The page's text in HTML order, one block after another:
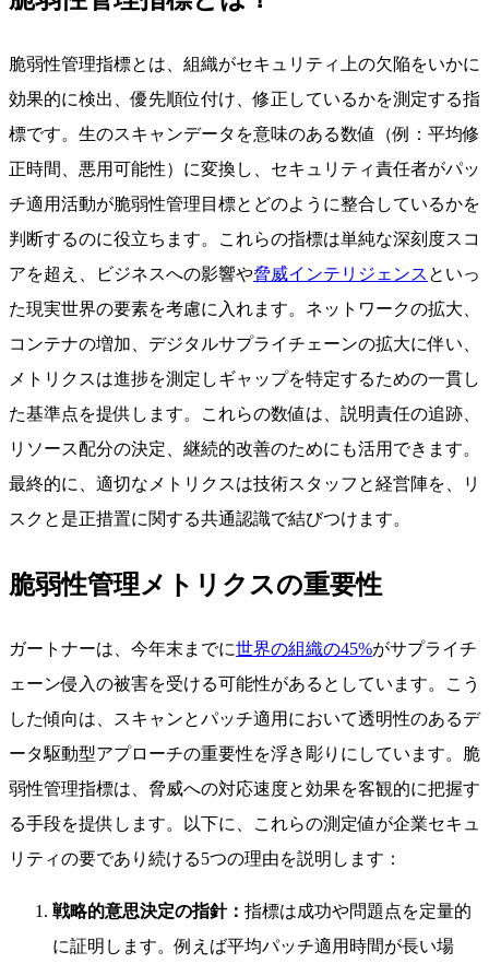
脆弱性管理指標とは、組織がセキュリティ上の欠陥をいかに
効果的に検出、優先順位付け、修正しているかを測定する指
標です。生のスキャンデータを意味のある数値（例：平均修
正時間、悪用可能性）に変換し、セキュリティ責任者がパッ
チ適用活動が脆弱性管理目標とどのように整合しているかを
判断するのに役立ちます。これらの指標は単純な深刻度スコ
アを超え、ビジネスへの影響や脅威インテリジェンス といっ
た現実世界の要素を考慮に入れます。ネットワークの拡大、
コンテナの増加、デジタルサプライチェーンの拡大に伴い、
メトリクスは進捗を測定しギャップを特定するための一貫し
た基準点を提供します。これらの数値は、説明責任の追跡、
リソース配分の決定、継続的改善のためにも活用できます。
最終的に、適切なメトリクスは技術スタッフと経営陣を、リ
スクと是正措置に関する共通認識で結びつけます。
脆弱性管理メトリクスの重要性
ガートナーは、今年末までに世界の組織の45%がサプライチ
ェーン侵入の被害を受ける可能性があるとしています。こう
した傾向は、スキャンとパッチ適用において透明性のあるデ
ータ駆動型アプローチの重要性を浮き彫りにしています。脆
弱性管理指標は、脅威への対応速度と効果を客観的に把握す
る手段を提供します。以下に、これらの測定値が企業セキュ
リティの要であり続ける5つの理由を説明します：
戦略的意思決定の指針： 指標は成功や問題点を定量的
に証明します。例えば平均パッチ適用時間が長い場